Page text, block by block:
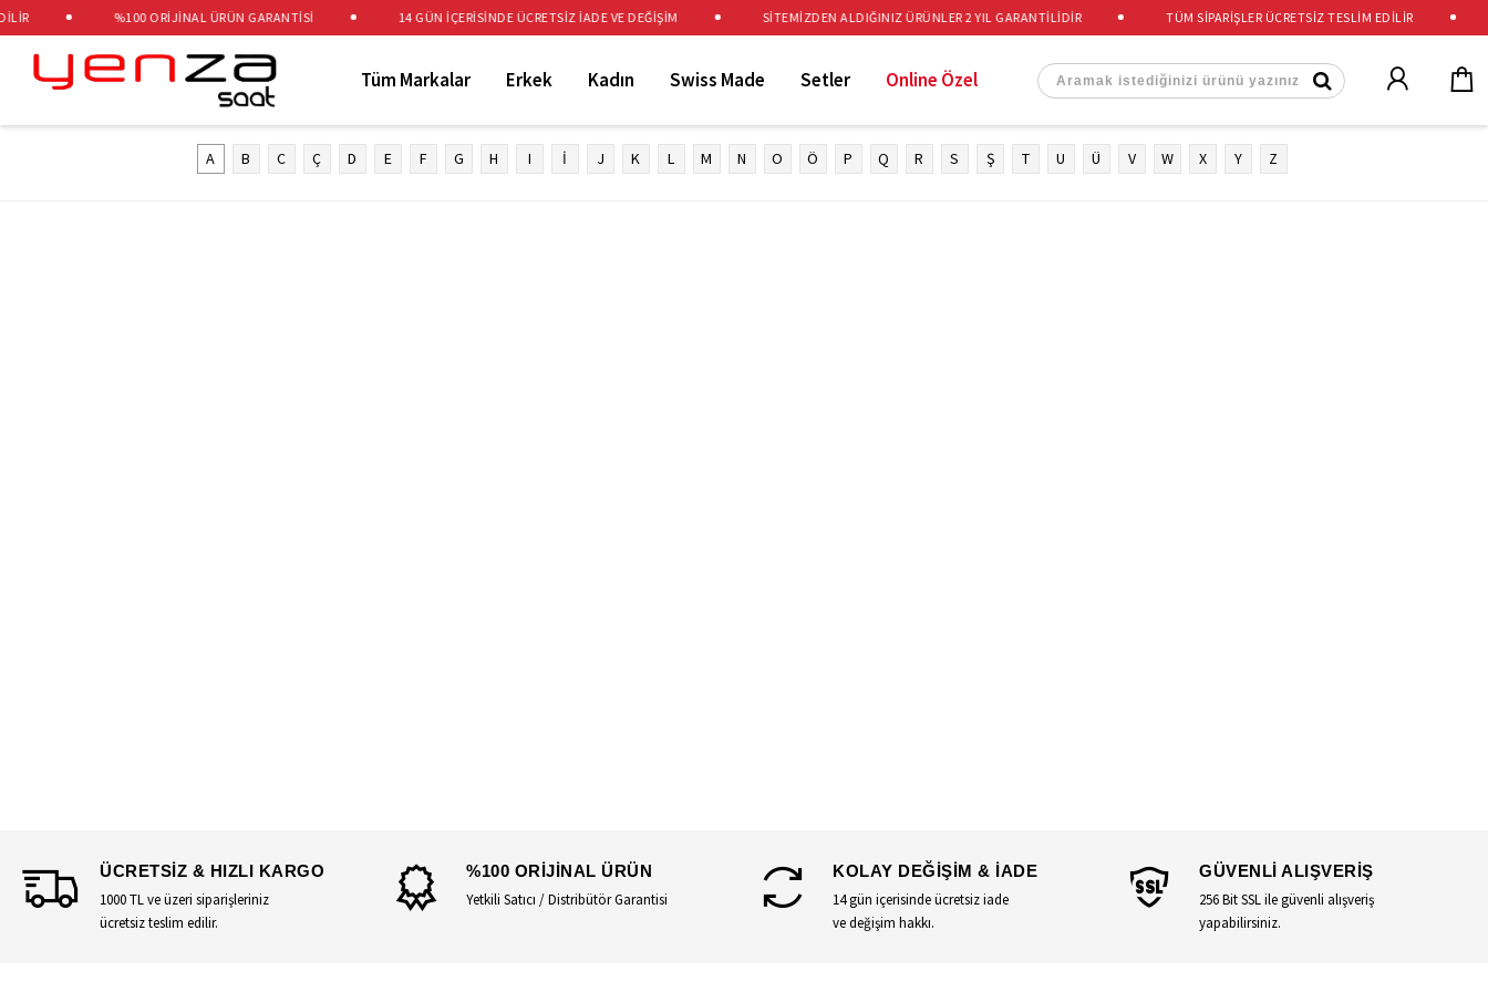
TÜM SİPARİŞLER ÜCRETSİZ TESLİM EDİLİR
%100 ORİJİNAL ÜRÜN GARANTİSİ 14 GÜN İÇERİSİNDE ÜCRETSİZ İADE VE DEĞİŞİM SİTEMİZDEN ALDIĞINIZ ÜRÜNLER 2 YIL GARANTİLİDİR
Tüm Markalar Erkek Kadın Swiss Made Setler Online Özel
A B C Ç D E F G H I İ J K L M N O Ö P Q R S Ş T U Ü V W X Y Z
ÜCRETSİZ & HIZLI KARGO
1000 TL ve üzeri siparişleriniz
ücretsiz teslim edilir.
%100 ORİJİNAL ÜRÜN
Yetkili Satıcı / Distribütör Garantisi
KOLAY DEĞİŞİM & İADE
14 gün içerisinde ücretsiz iade
ve değişim hakkı.
GÜVENLİ ALIŞVERİŞ
256 Bit SSL ile güvenli alışveriş
yapabilirsiniz.